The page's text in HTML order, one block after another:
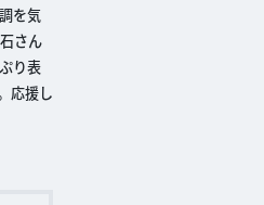
を気
さん
り表
応援し